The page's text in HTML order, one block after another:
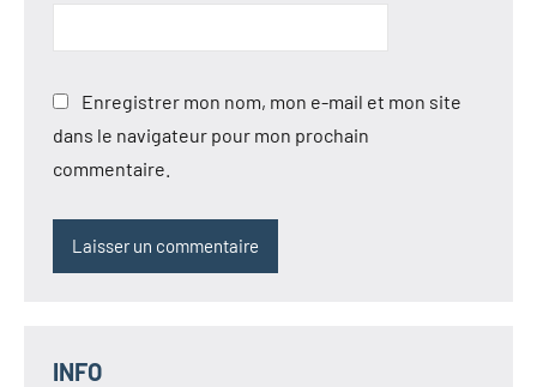
Enregistrer mon nom, mon e-mail et mon site
dans le navigateur pour mon prochain
commentaire.
INFO